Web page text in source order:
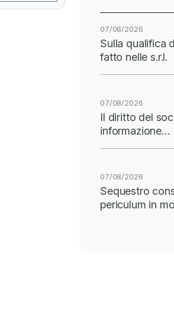
07/08/2026
Sulla qualifica
fatto nelle s.r.l.
07/08/2026
Il diritto del
informazione…
07/08/2026
Sequestro
periculum in